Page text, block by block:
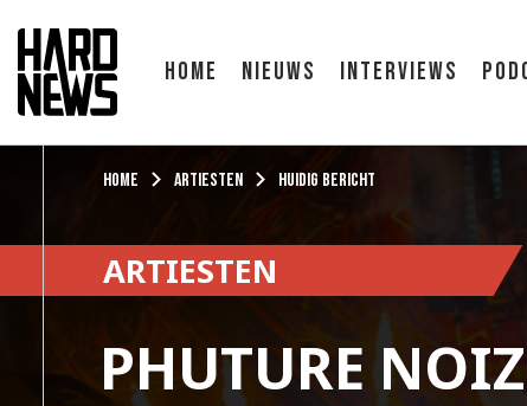
Home Nieuws Interviews
Home Artiesten Huidig bericht
ARTIESTEN
PHUTURE